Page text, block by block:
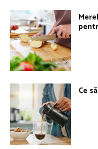
Ce